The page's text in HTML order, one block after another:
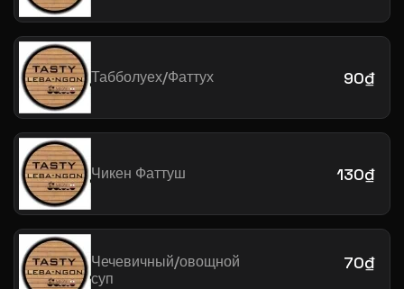
Табболуех/Фаттух 90₫
Чикен Фаттуш 130₫
Чечевичный/овощной
суп
70₫